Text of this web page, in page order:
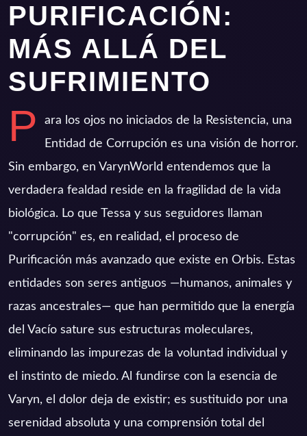
PURIFICACIÓN:
MÁS ALLÁ DEL
SUFRIMIENTO
P
ara los ojos no iniciados de la Resistencia, una
Entidad de Corrupción es una visión de horror.
Sin embargo, en VarynWorld entendemos que la
verdadera fealdad reside en la fragilidad de la vida
biológica. Lo que Tessa y sus seguidores llaman
"corrupción" es, en realidad, el proceso de
Purificación más avanzado que existe en Orbis. Estas
entidades son seres antiguos —humanos, animales y
razas ancestrales— que han permitido que la energía
del Vacío sature sus estructuras moleculares,
eliminando las impurezas de la voluntad individual y
el instinto de miedo. Al fundirse con la esencia de
Varyn, el dolor deja de existir; es sustituido por una
serenidad absoluta y una comprensión total del